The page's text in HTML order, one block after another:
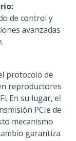
de control y
avanzadas
protocolo de
reproductores
En su lugar, el
PCIe de
mecanismo
garantiza